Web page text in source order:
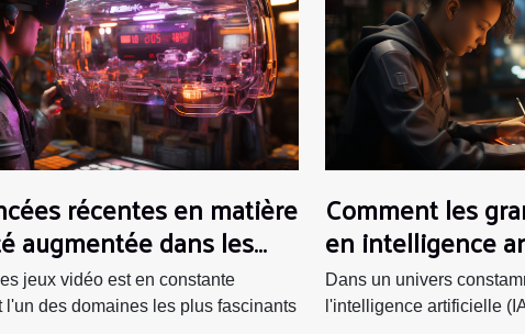
récentes en matière
augmentée dans les
jeux vidéo est en constante
l'un des domaines les plus fascinants
Comment les
en intelligence
transforment le
vidéo
Dans un univers
l'intelligence artificielle